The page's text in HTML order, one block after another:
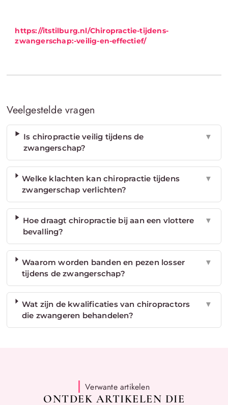
https://itstilburg.nl/Chiropractie-tijdens-
zwangerschap:-veilig-en-effectief/
Veelgestelde vragen
Is chiropractie veilig tijdens de
zwangerschap?
▼
Welke klachten kan chiropractie tijdens
zwangerschap verlichten?
▼
Hoe draagt chiropractie bij aan een vlottere
bevalling?
▼
Waarom worden banden en pezen losser
tijdens de zwangerschap?
▼
Wat zijn de kwalificaties van chiropractors
die zwangeren behandelen?
▼
Verwante artikelen
ONTDEK ARTIKELEN DIE